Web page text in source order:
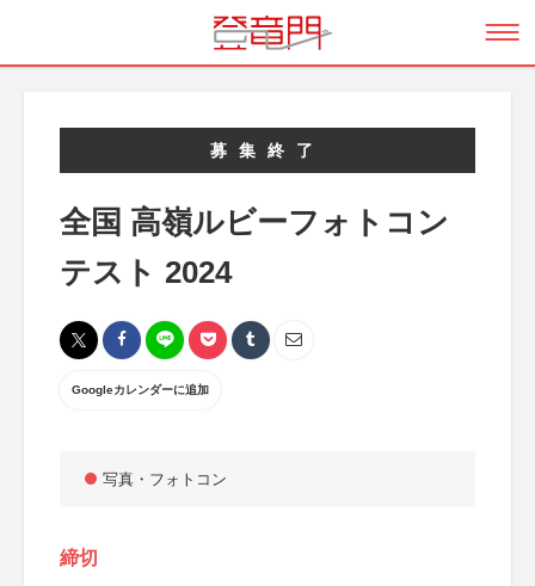
募集終了
全国 高嶺ルビーフォトコン
テスト 2024
Googleカレンダーに追加
写真・フォトコン
締切